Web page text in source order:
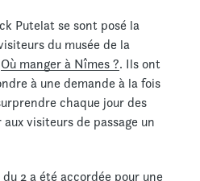
Putelat se sont posé la
du musée de la
Où manger à Nîmes ?. Ils ont
à une demande à la fois
chaque jour des
visiteurs de passage un
2 a été accordée pour une